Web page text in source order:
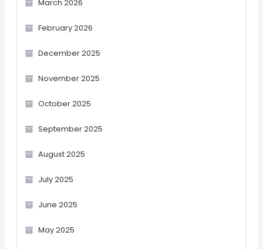
March 2026
February 2026
December 2025
November 2025
October 2025
September 2025
August 2025
July 2025
June 2025
May 2025